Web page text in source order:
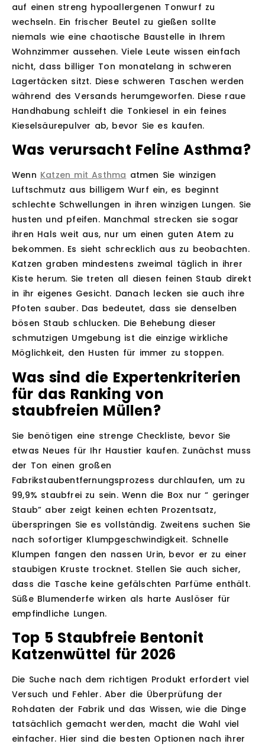
auf einen streng hypoallergenen Tonwurf zu
wechseln. Ein frischer Beutel zu gießen sollte
niemals wie eine chaotische Baustelle in Ihrem
Wohnzimmer aussehen. Viele Leute wissen einfach
nicht, dass billiger Ton monatelang in schweren
Lagertäcken sitzt. Diese schweren Taschen werden
während des Versands herumgeworfen. Diese raue
Handhabung schleift die Tonkiesel in ein feines
Kieselsäurepulver ab, bevor Sie es kaufen.
Was verursacht Feline Asthma?
Wenn Katzen mit Asthma atmen Sie winzigen
Luftschmutz aus billigem Wurf ein, es beginnt
schlechte Schwellungen in ihren winzigen Lungen. Sie
husten und pfeifen. Manchmal strecken sie sogar
ihren Hals weit aus, nur um einen guten Atem zu
bekommen. Es sieht schrecklich aus zu beobachten.
Katzen graben mindestens zweimal täglich in ihrer
Kiste herum. Sie treten all diesen feinen Staub direkt
in ihr eigenes Gesicht. Danach lecken sie auch ihre
Pfoten sauber. Das bedeutet, dass sie denselben
bösen Staub schlucken. Die Behebung dieser
schmutzigen Umgebung ist die einzige wirkliche
Möglichkeit, den Husten für immer zu stoppen.
Was sind die Expertenkriterien
für das Ranking von
staubfreien Müllen?
Sie benötigen eine strenge Checkliste, bevor Sie
etwas Neues für Ihr Haustier kaufen. Zunächst muss
der Ton einen großen
Fabrikstaubentfernungsprozess durchlaufen, um zu
99,9% staubfrei zu sein. Wenn die Box nur “ geringer
Staub” aber zeigt keinen echten Prozentsatz,
überspringen Sie es vollständig. Zweitens suchen Sie
nach sofortiger Klumpgeschwindigkeit. Schnelle
Klumpen fangen den nassen Urin, bevor er zu einer
staubigen Kruste trocknet. Stellen Sie auch sicher,
dass die Tasche keine gefälschten Parfüme enthält.
Süße Blumenderfe wirken als harte Auslöser für
empfindliche Lungen.
Top 5 Staubfreie Bentonit
Katzenwüttel für 2026
Die Suche nach dem richtigen Produkt erfordert viel
Versuch und Fehler. Aber die Überprüfung der
Rohdaten der Fabrik und das Wissen, wie die Dinge
tatsächlich gemacht werden, macht die Wahl viel
einfacher. Hier sind die besten Optionen nach ihrer